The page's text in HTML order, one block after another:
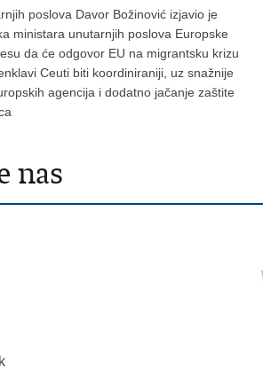
poslova Davor Božinović izjavio je
ministara unutarnjih poslova Europske
da će odgovor EU na migrantsku krizu
Ceuti biti koordiniraniji, uz snažnije
agencija i dodatno jačanje zaštite
nas